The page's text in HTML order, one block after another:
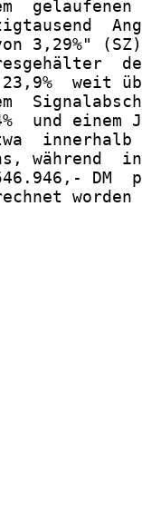
3,29%"
weit
und einem
während
DM
worden